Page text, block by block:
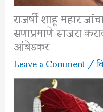
राजर्षी शाहू
सणाप्रमाणे साजरा
आंबेडकर
Leave a Comment/